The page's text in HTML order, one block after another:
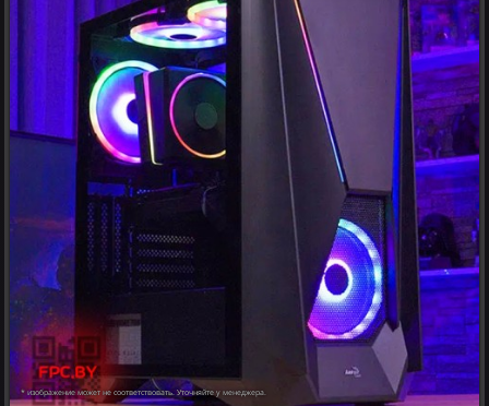
* изображение может не соответствовать. Уточняйте у менеджера.